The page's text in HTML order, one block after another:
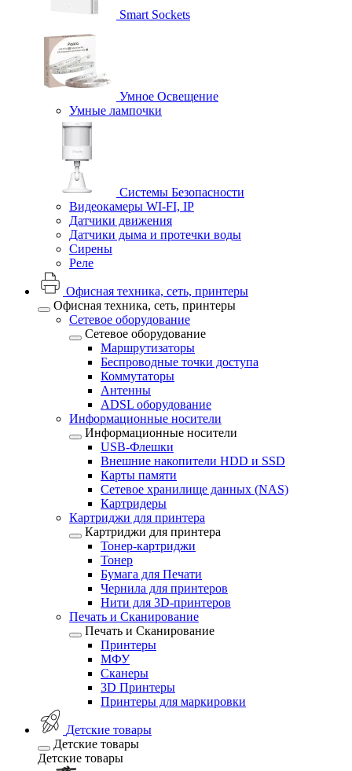
Smart Sockets
Умное Освещение
Умные лампочки
Системы Безопасности
Видеокамеры WI-FI, IP
Датчики движения
Датчики дыма и протечки воды
Сирены
Реле
Офисная техника, cеть, принтеры
Офисная техника, cеть, принтеры
Сетевое оборудование
Сетевое оборудование
Маршрутизаторы
Беспроводные точки доступа
Коммутаторы
Антенны
ADSL оборудование
Информационные носители
Информационные носители
USB-Флешки
Внешние накопители HDD и SSD
Карты памяти
Сетевое хранилище данных (NAS)
Картридеры
Картриджи для принтера
Картриджи для принтера
Тонер-картриджи
Тонер
Бумага для Печати
Чернила для принтеров
Нити для 3D-принтеров
Печать и Сканирование
Печать и Сканирование
Принтеры
МФУ
Сканеры
3D Принтеры
Принтеры для маркировки
Детские товары
Детские товары
Детские товары